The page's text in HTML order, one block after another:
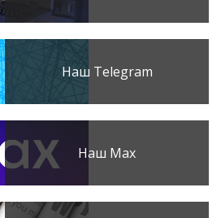
Наш Telegram
Наш Max